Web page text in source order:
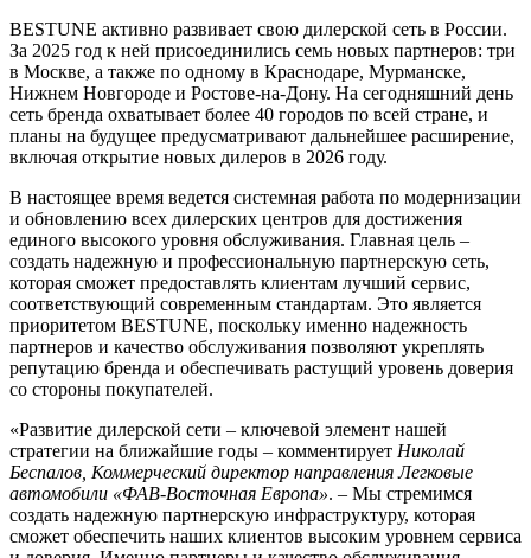
BESTUNE активно развивает свою дилерской сеть в России.
За 2025 год к ней присоединились семь новых партнеров: три
в Москве, а также по одному в Краснодаре, Мурманске,
Нижнем Новгороде и Ростове-на-Дону. На сегодняшний день
сеть бренда охватывает более 40 городов по всей стране, и
планы на будущее предусматривают дальнейшее расширение,
включая открытие новых дилеров в 2026 году.
В настоящее время ведется системная работа по модернизации
и обновлению всех дилерских центров для достижения
единого высокого уровня обслуживания. Главная цель –
создать надежную и профессиональную партнерскую сеть,
которая сможет предоставлять клиентам лучший сервис,
соответствующий современным стандартам. Это является
приоритетом BESTUNE, поскольку именно надежность
партнеров и качество обслуживания позволяют укреплять
репутацию бренда и обеспечивать растущий уровень доверия
со стороны покупателей.
«Развитие дилерской сети – ключевой элемент нашей
стратегии на ближайшие годы – комментирует Николай
Беспалов, Коммерческий директор направления Легковые
автомобили «ФАВ-Восточная Европа». – Мы стремимся
создать надежную партнерскую инфраструктуру, которая
сможет обеспечить наших клиентов высоким уровнем сервиса